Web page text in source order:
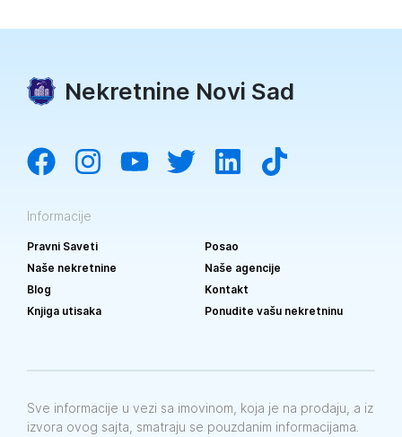
Nekretnine Novi Sad
Informacije
Pravni Saveti
Posao
Naše nekretnine
Naše agencije
Blog
Kontakt
Knjiga utisaka
Ponudite vašu nekretninu
Sve informacije u vezi sa imovinom, koja je na prodaju, a iz
izvora ovog sajta, smatraju se pouzdanim informacijama.